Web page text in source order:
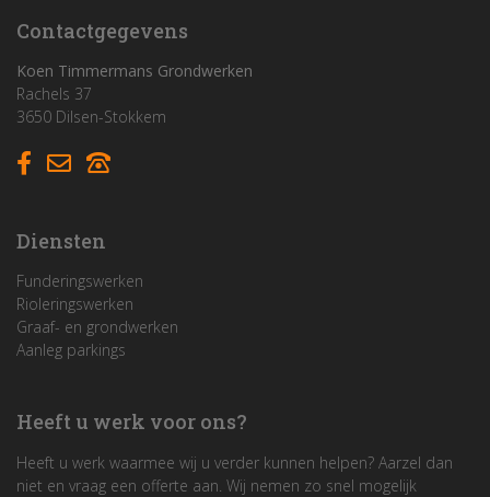
Graaf- en grondwerken
Aanleg parkings
Contactgegevens
Koen Timmermans Grondwerken
Rachels 37
3650 Dilsen-Stokkem
Diensten
Funderingswerken
Rioleringswerken
Graaf- en grondwerken
Aanleg parkings
Heeft u werk voor ons?
Heeft u werk waarmee wij u verder kunnen helpen? Aarzel dan
niet en vraag een offerte aan. Wij nemen zo snel mogelijk